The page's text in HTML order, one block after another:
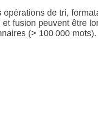
opérations de tri,
et fusion peuvent être
(> 100 000 mots).